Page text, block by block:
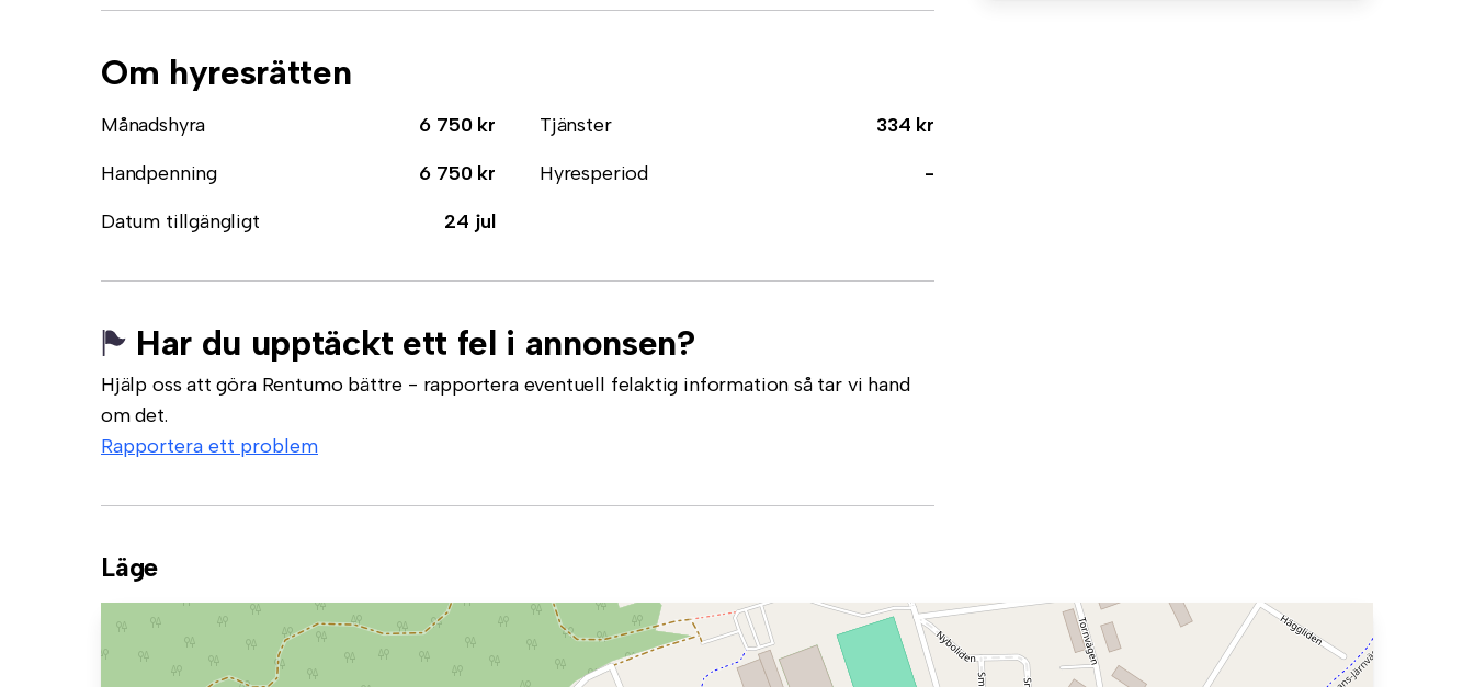
Om hyresrätten
Månadshyra 6 750 kr Tjänster
334 kr
Handpenning
6 750 kr Hyresperiod
-
Datum tillgängligt
24 jul
Har du upptäckt ett fel i annonsen?
Hjälp oss att göra Rentumo bättre - rapportera eventuell felaktig information så tar vi hand
om det.
Rapportera ett problem
Läge